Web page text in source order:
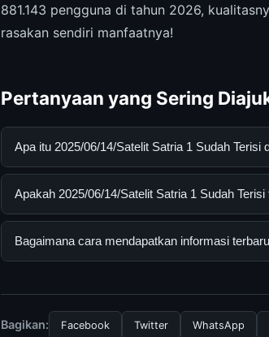
881.143 pengguna di tahun 2026,
rasakan sendiri manfaatnya!
Pertanyaan yang Sering
Apa itu 2025/06/14/Satelit Satria 1 Sudah
2025/06/14/Satelit Satria 1 Sudah Terisi
resmi dan mengikuti panduan yang tersedia.
Apakah 2025/06/14/Satelit Satria 1 Sudah
Ya, 2025/06/14/Satelit Satria 1 Sudah Terisi
Bagaimana cara mendapatkan informasi
dan terpercaya.
Bagikan: Facebook Twitter WhatsApp